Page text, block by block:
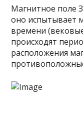
Магнитное поле
оно испытывает
времени
происходят
расположения